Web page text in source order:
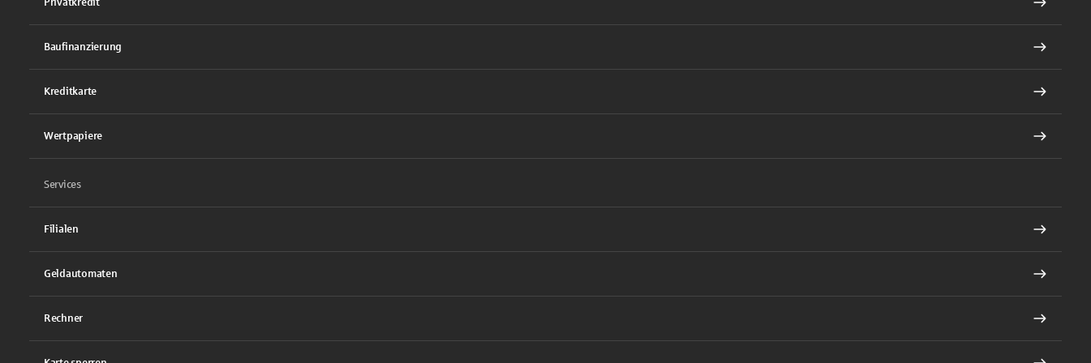
Baufinanzierung
Kreditkarte
Wertpapiere
Services
Filialen
Geldautomaten
Rechner